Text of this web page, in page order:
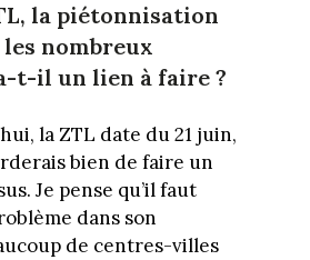
la piétonnisation
les nombreux
t-il un lien à faire ?
la ZTL date du 21 juin,
bien de faire un
Je pense qu’il faut
dans son
de centres-villes